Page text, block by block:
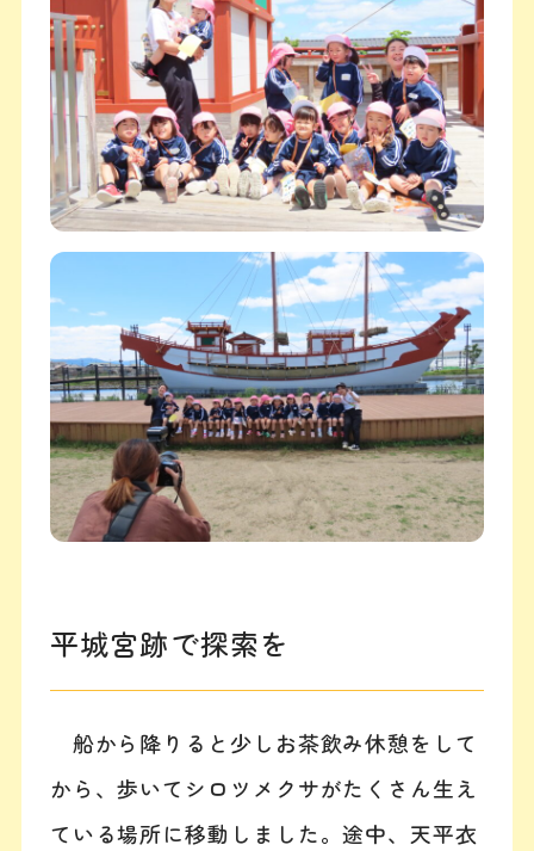
平城宮跡で探索を
船から降りると少しお茶飲み休憩をして
から、歩いてシロツメクサがたくさん生え
ている場所に移動しました。途中、天平衣